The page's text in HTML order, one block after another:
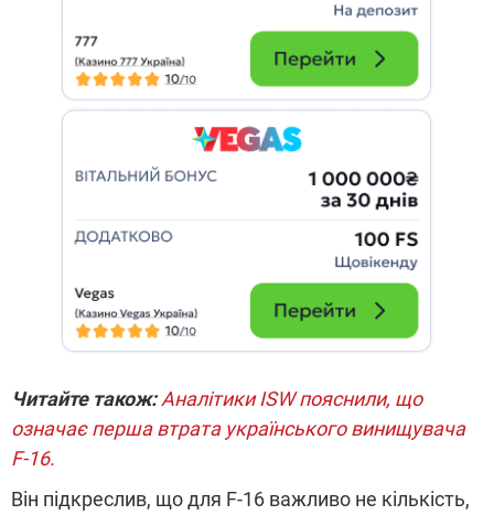
Читайте також:Аналітики ISW пояснили, що
означає перша втрата українського винищувача
F-16.
Він підкреслив, що для F-16 важливо не кількість,